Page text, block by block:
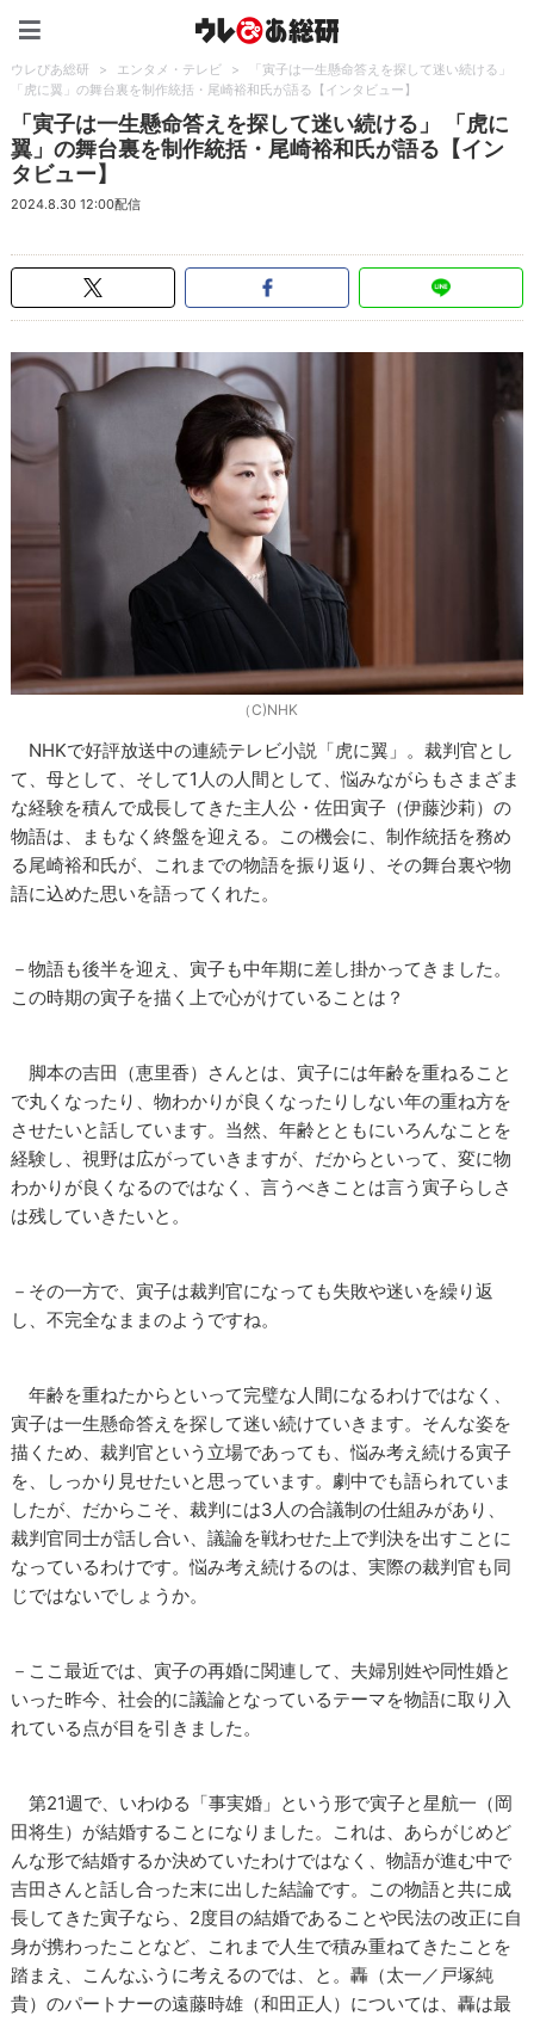
ウレぴあ総研 > エンタメ・テレビ >
「寅子は一生懸命答えを探して迷い続ける」
「虎に翼」の舞台裏を制作統括・尾崎裕和氏が語る【インタビュー】
「寅子は一生懸命答えを探して迷い続ける」 「虎に
翼」の舞台裏を制作統括・尾崎裕和氏が語る【イン
タビュー】
2024.8.30 12:00配信
（C)NHK
NHKで好評放送中の連続テレビ小説「虎に翼」。裁判官とし
て、母として、そして1人の人間として、悩みながらもさまざま
な経験を積んで成長してきた主人公・佐田寅子（伊藤沙莉）の
物語は、まもなく終盤を迎える。この機会に、制作統括を務め
る尾崎裕和氏が、これまでの物語を振り返り、その舞台裏や物
語に込めた思いを語ってくれた。
－物語も後半を迎え、寅子も中年期に差し掛かってきました。
この時期の寅子を描く上で心がけていることは？
脚本の吉田（恵里香）さんとは、寅子には年齢を重ねること
で丸くなったり、物わかりが良くなったりしない年の重ね方を
させたいと話しています。当然、年齢とともにいろんなことを
経験し、視野は広がっていきますが、だからといって、変に物
わかりが良くなるのではなく、言うべきことは言う寅子らしさ
は残していきたいと。
－その一方で、寅子は裁判官になっても失敗や迷いを繰り返
し、不完全なままのようですね。
年齢を重ねたからといって完璧な人間になるわけではなく、
寅子は一生懸命答えを探して迷い続けていきます。そんな姿を
描くため、裁判官という立場であっても、悩み考え続ける寅子
を、しっかり見せたいと思っています。劇中でも語られていま
したが、だからこそ、裁判には3人の合議制の仕組みがあり、
裁判官同士が話し合い、議論を戦わせた上で判決を出すことに
なっているわけです。悩み考え続けるのは、実際の裁判官も同
じではないでしょうか。
－ここ最近では、寅子の再婚に関連して、夫婦別姓や同性婚と
いった昨今、社会的に議論となっているテーマを物語に取り入
れている点が目を引きました。
第21週で、いわゆる「事実婚」という形で寅子と星航一（岡
田将生）が結婚することになりました。これは、あらがじめど
んな形で結婚するか決めていたわけではなく、物語が進む中で
吉田さんと話し合った末に出した結論です。この物語と共に成
長してきた寅子なら、2度目の結婚であることや民法の改正に自
身が携わったことなど、これまで人生で積み重ねてきたことを
踏まえ、こんなふうに考えるのでは、と。轟（太一／戸塚純
貴）のパートナーの遠藤時雄（和田正人）については、轟は最